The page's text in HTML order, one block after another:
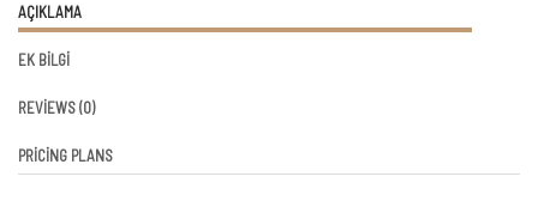
AÇIKLAMA
EK BILGI
REVIEWS(0)
PRICING PLANS